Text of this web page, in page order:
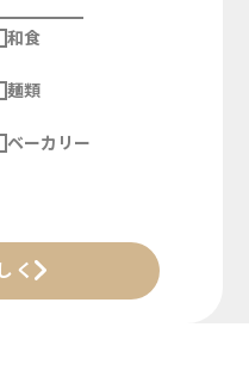
和食
麺類
ベーカリー
く